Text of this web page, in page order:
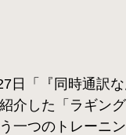
日「『同時通訳
介した「ラギン
一つのトレーニ